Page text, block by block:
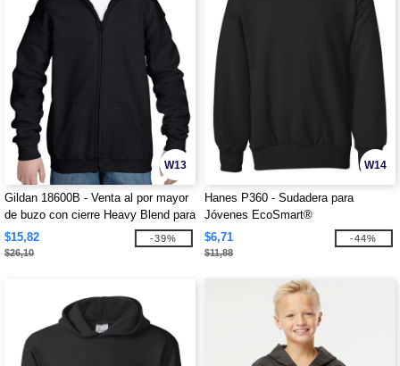
W13
Gildan 18600B - Venta al por mayor
de buzo con cierre Heavy Blend para
niños
$15,82
$26,10
-39%
W14
Hanes P360 - Sudadera para
Jóvenes EcoSmart®
$6,71
$11,88
-44%